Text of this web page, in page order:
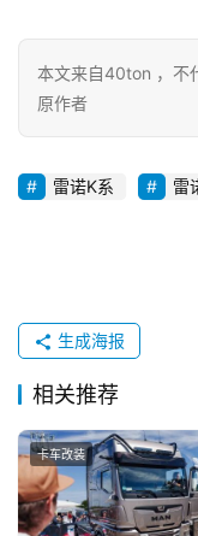
本文来自40ton ，不
原作者
雷诺K系 雷
生成海报
相关推荐
卡车改装